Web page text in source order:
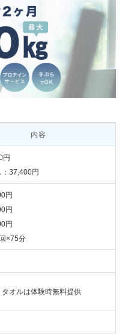
内容
円
37,400円
円
円
円
×75分
オルは体験時無料提供